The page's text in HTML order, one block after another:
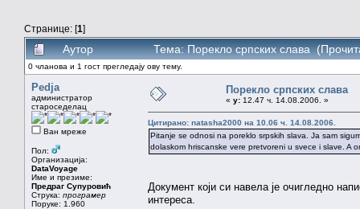
Странице: [1]
Аутор Тема: Порекло српских слава
0 чланова и 1 гост прегледају ову тему.
Pedja
администратор
староседелац
Ван мреже
Пол:
Организација:
DataVoyage
Име и презиме:
Предраг Супуровић
Струка: програмер
Поруке: 1.960
Порекло српских слава
« у: 12.47 ч. 14.08.2006. »
Цитирано: natasha2000 на 10.06 ч. 14.08.2006.
Pitanje se odnosi na poreklo srpskih slava. Ja sam
dolaskom hriscanske vere pretvoreni u svece i slave. A
Документ који си навела је очигледно
интереса.